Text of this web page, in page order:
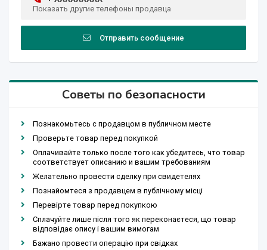
Показать другие телефоны продавца
Отправить сообщение
Советы по безопасности
Познакомьтесь с продавцом в публичном месте
Проверьте товар перед покупкой
Оплачивайте только после того как убедитесь, что товар
соответствует описанию и вашим требованиям
Желательно провести сделку при свидетелях
Познайомтеся з продавцем в публічному місці
Перевірте товар перед покупкою
Сплачуйте лише після того як переконаєтеся, що товар
відповідає опису і вашим вимогам
Бажано провести операцію при свідках